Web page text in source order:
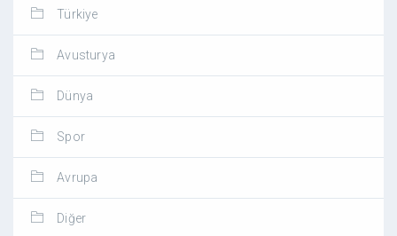
Türkiye
Avusturya
Dünya
Spor
Avrupa
Diğer